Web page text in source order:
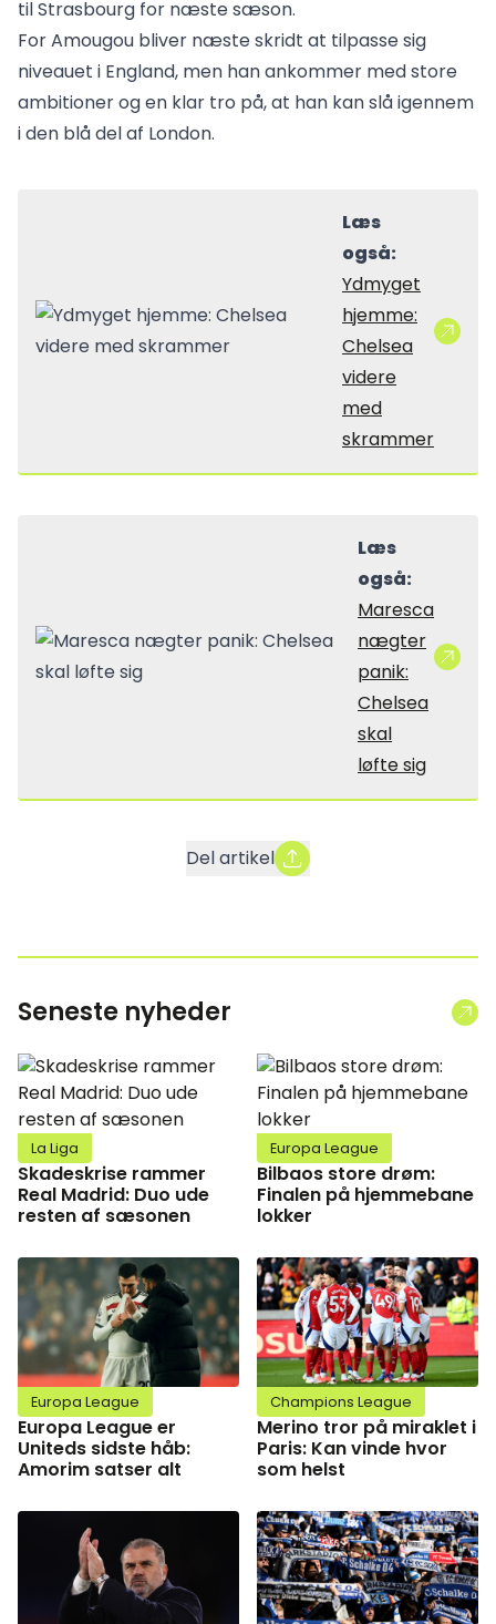
til Strasbourg for næste sæson.
For Amougou bliver næste skridt at tilpasse sig
niveauet i England, men han ankommer med store
ambitioner og en klar tro på, at han kan slå igennem
i den blå del af London.
Læs
også:
Ydmyget
hjemme:
Chelsea
videre
med
skrammer
Læs
også:
Maresca
nægter
panik:
Chelsea
skal
løfte sig
Del artikel
Seneste nyheder
La Liga
Skadeskrise rammer
Real Madrid: Duo ude
resten af sæsonen
Europa League
Bilbaos store drøm:
Finalen på hjemmebane
lokker
Europa League
Europa League er
Uniteds sidste håb:
Amorim satser alt
Champions League
Merino tror på miraklet i
Paris: Kan vinde hvor
som helst